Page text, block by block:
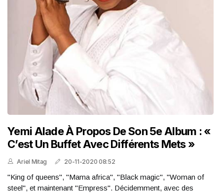
Yemi Alade À Propos De Son 5e Album : «
C’est Un Buffet Avec Différents Mets »
Ariel Mitag 20-11-2020 08:52
"King of queens", "Mama africa", "Black magic", "Woman of
steel", et maintenant "Empress". Décidemment, avec des